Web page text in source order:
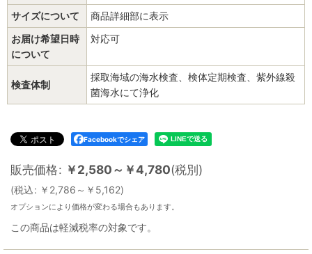
サイズについて
商品詳細部に表示
お届け希望日時
について
対応可
検査体制
採取海域の海水検査、検体定期検査、紫外線殺
菌海水にて浄化
Facebookでシェア
販売価格: ￥2,580～ ￥4,780(税別)
(税込: ￥ 2,786～ ￥ 5,162)
オプションにより価格が変わる場合もあります。
この商品は軽減税率の対象です。